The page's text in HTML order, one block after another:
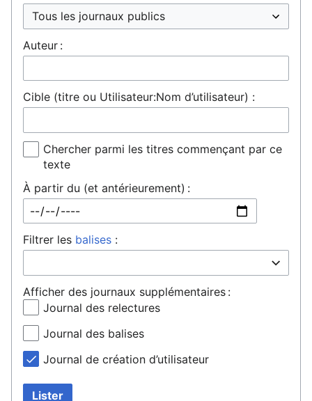
Auteur :
Cible (titre ou Utilisateur:Nom d’utilisateur) :
Chercher parmi les titres commençant par ce
texte
À partir du (et antérieurement) :
Filtrer les balises :
Afficher des journaux supplémentaires :
Journal des relectures
Journal des balises
Journal de création d’utilisateur
Lister